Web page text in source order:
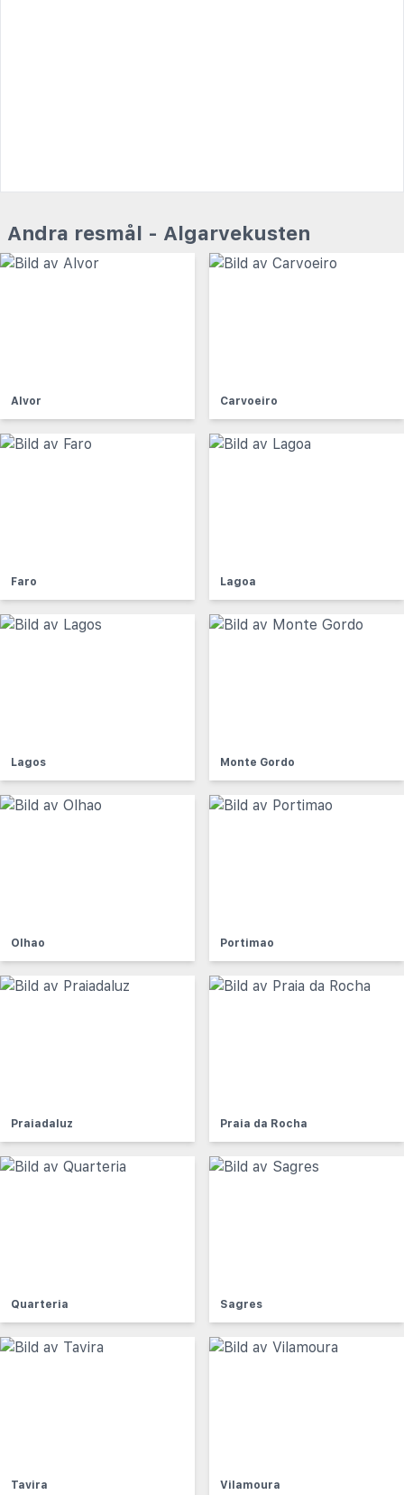
Andra resmål - Algarvekusten
Alvor Carvoeiro
Faro Lagoa
Lagos Monte Gordo
Olhao Portimao
Praiadaluz Praia da Rocha
Quarteria Sagres
Tavira Vilamoura